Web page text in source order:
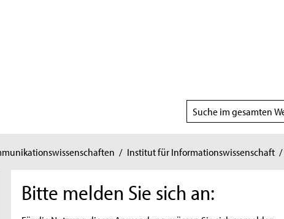
Suchbereich
wählen
/ Institut für Informationswissenschaft /
Bitte melden Sie sich an: